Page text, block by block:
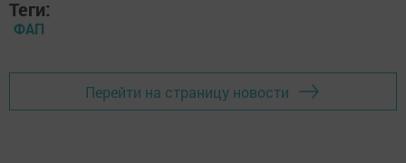
Теги:
ФАП
Перейти на страницу новости